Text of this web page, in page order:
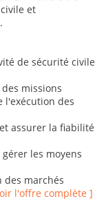
et
de sécurité civile
missions
l'exécution des
assurer la fiabilité
les moyens
marchés
l'offre complète ]